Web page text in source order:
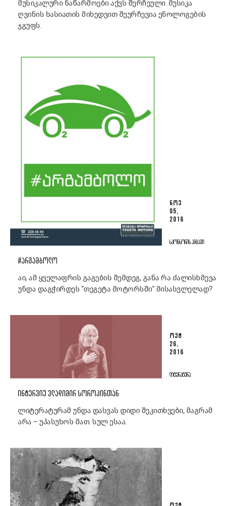
მუსიკალური ნაწარმოები აქვს შერჩეული. მუსიკა
ღვინის ხასიათის მიხედვით შეურჩევია ენოლოგების
ჯგუფს.
ᲜᲝᲔ
05,
2016
ᲡᲞᲝᲜᲡᲝᲠᲘᲡ ᲐᲛᲑᲐᲕᲘ
#ᲐᲠᲒᲐᲛᲑᲝᲚᲝ
აი, ამ ყველაფრის გაგების შემდეგ, განა რა ძალისხმევა
უნდა დაგჭირდეს "თეგეტა მოტორსში" მისასვლელად?
ᲝᲥᲢ
26,
2016
ᲚᲘᲢᲔᲠᲐᲢᲣᲠᲐ
ᲘᲜᲢᲔᲠᲕᲘᲣ ᲕᲚᲐᲓᲘᲛᲘᲠ ᲡᲝᲠᲝᲙᲘᲜᲗᲐᲜ
ლიტერატურამ უნდა დასვას დიდი შეკითხვები, მაგრამ
არა – უპასუხოს მათ. სულ ესაა.